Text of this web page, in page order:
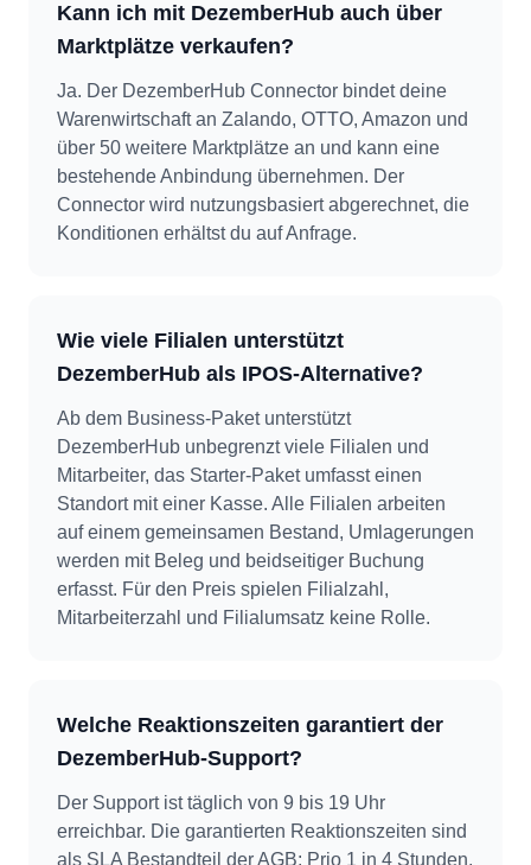
Kann ich mit DezemberHub auch über
Marktplätze verkaufen?
Ja. Der DezemberHub Connector bindet deine
Warenwirtschaft an Zalando, OTTO, Amazon und
über 50 weitere Marktplätze an und kann eine
bestehende Anbindung übernehmen. Der
Connector wird nutzungsbasiert abgerechnet, die
Konditionen erhältst du auf Anfrage.
Wie viele Filialen unterstützt
DezemberHub als IPOS-Alternative?
Ab dem Business-Paket unterstützt
DezemberHub unbegrenzt viele Filialen und
Mitarbeiter, das Starter-Paket umfasst einen
Standort mit einer Kasse. Alle Filialen arbeiten
auf einem gemeinsamen Bestand, Umlagerungen
werden mit Beleg und beidseitiger Buchung
erfasst. Für den Preis spielen Filialzahl,
Mitarbeiterzahl und Filialumsatz keine Rolle.
Welche Reaktionszeiten garantiert der
DezemberHub-Support?
Der Support ist täglich von 9 bis 19 Uhr
erreichbar. Die garantierten Reaktionszeiten sind
als SLA Bestandteil der AGB: Prio 1 in 4 Stunden,